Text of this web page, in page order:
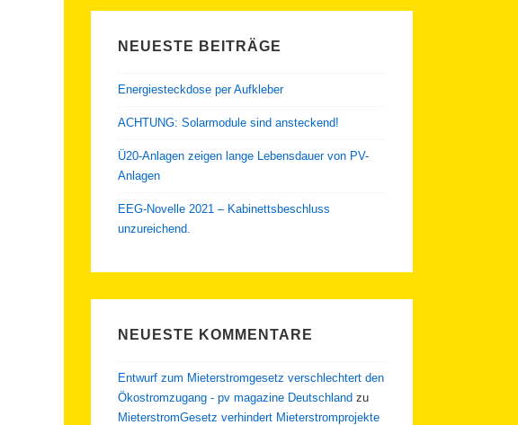
NEUESTE BEITRÄGE
Energiesteckdose per Aufkleber
ACHTUNG: Solarmodule sind ansteckend!
Ü20-Anlagen zeigen lange Lebensdauer von PV-
Anlagen
EEG-Novelle 2021 – Kabinettsbeschluss
unzureichend.
NEUESTE KOMMENTARE
Entwurf zum Mieterstromgesetz verschlechtert den
Ökostromzugang - pv magazine Deutschland zu
MieterstromGesetz verhindert Mieterstromprojekte